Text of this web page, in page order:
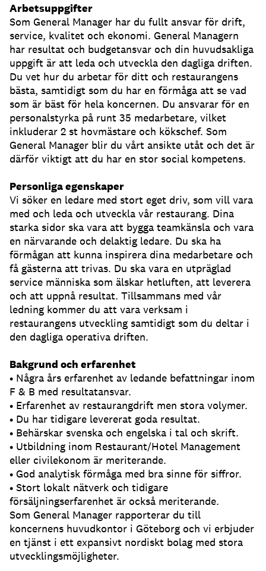
Arbetsuppgifter
Som General Manager har du fullt ansvar för drift,
service, kvalitet och ekonomi. General Managern
har resultat och budgetansvar och din huvudsakliga
uppgift är att leda och utveckla den dagliga driften.
Du vet hur du arbetar för ditt och restaurangens
bästa, samtidigt som du har en förmåga att se vad
som är bäst för hela koncernen. Du ansvarar för en
personalstyrka på runt 35 medarbetare, vilket
inkluderar 2 st hovmästare och kökschef. Som
General Manager blir du vårt ansikte utåt och det är
därför viktigt att du har en stor social kompetens.
Personliga egenskaper
Vi söker en ledare med stort eget driv, som vill vara
med och leda och utveckla vår restaurang. Dina
starka sidor ska vara att bygga teamkänsla och vara
en närvarande och delaktig ledare. Du ska ha
förmågan att kunna inspirera dina medarbetare och
få gästerna att trivas. Du ska vara en utpräglad
service människa som älskar hetluften, att leverera
och att uppnå resultat. Tillsammans med vår
ledning kommer du att vara verksam i
restaurangens utveckling samtidigt som du deltar i
den dagliga operativa driften.
Bakgrund och erfarenhet
• Några års erfarenhet av ledande befattningar inom
F & B med resultatansvar.
• Erfarenhet av restaurangdrift men stora volymer.
• Du har tidigare levererat goda resultat.
• Behärskar svenska och engelska i tal och skrift.
• Utbildning inom Restaurant/Hotel Management
eller civilekonom är meriterande.
• God analytisk förmåga med bra sinne för siffror.
• Stort lokalt nätverk och tidigare
försäljningserfarenhet är också meriterande.
Som General Manager rapporterar du till
koncernens huvudkontor i Göteborg och vi erbjuder
en tjänst i ett expansivt nordiskt bolag med stora
utvecklingsmöjligheter.